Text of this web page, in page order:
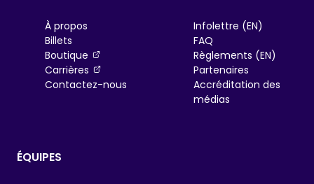
À propos
Billets
Boutique
, opens in a new tab
Carrières
, opens in a new tab
Contactez-nous
Infolettre (EN)
FAQ
Règlements (EN)
Partenaires
Accréditation des
médias
ÉQUIPES